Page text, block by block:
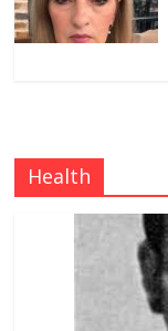
Health